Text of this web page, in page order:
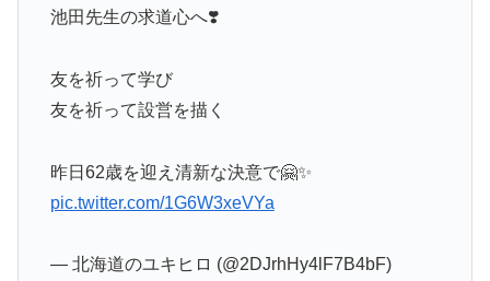
池田先生の求道心へ❣️
友を祈って学び
友を祈って設営を描く
昨日62歳を迎え清新な決意で🤗✨
pic.twitter.com/1G6W3xeVYa
— 北海道のユキヒロ (@2DJrhHy4lF7B4bF)